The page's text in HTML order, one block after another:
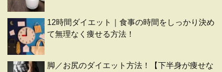
12時間ダイエット｜食事の時間をしっかり決め
て無理なく痩せる方法！
脚／お尻のダイエット方法！【下半身が痩せな